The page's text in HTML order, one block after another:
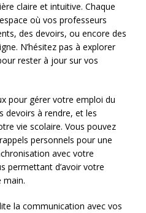
claire et intuitive. Chaque
où vos professeurs
des devoirs, ou encore des
N’hésitez pas à explorer
rester à jour sur vos
pour gérer votre emploi du
devoirs à rendre, et les
vie scolaire. Vous pouvez
personnels pour une
avec votre
permettant d’avoir votre
main.
la communication avec vos